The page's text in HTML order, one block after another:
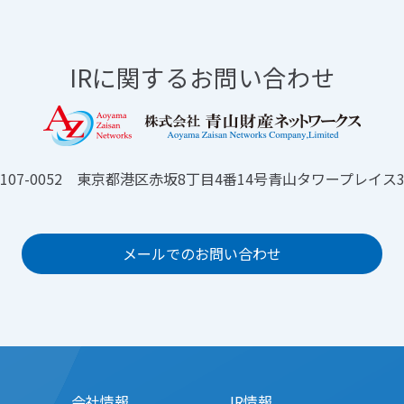
IRに関するお問い合わせ
0052 東京都港区赤坂8丁目4番14号青山タワープレイス
メールでのお問い合わせ